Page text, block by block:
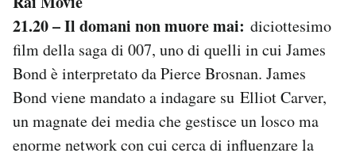
21.20 – Il domani non muore mai: diciottesimo
film della saga di 007, uno di quelli in cui James
Bond è interpretato da Pierce Brosnan. James
Bond viene mandato a indagare su Elliot Carver,
un magnate dei media che gestisce un losco ma
enorme network con cui cerca di influenzare la